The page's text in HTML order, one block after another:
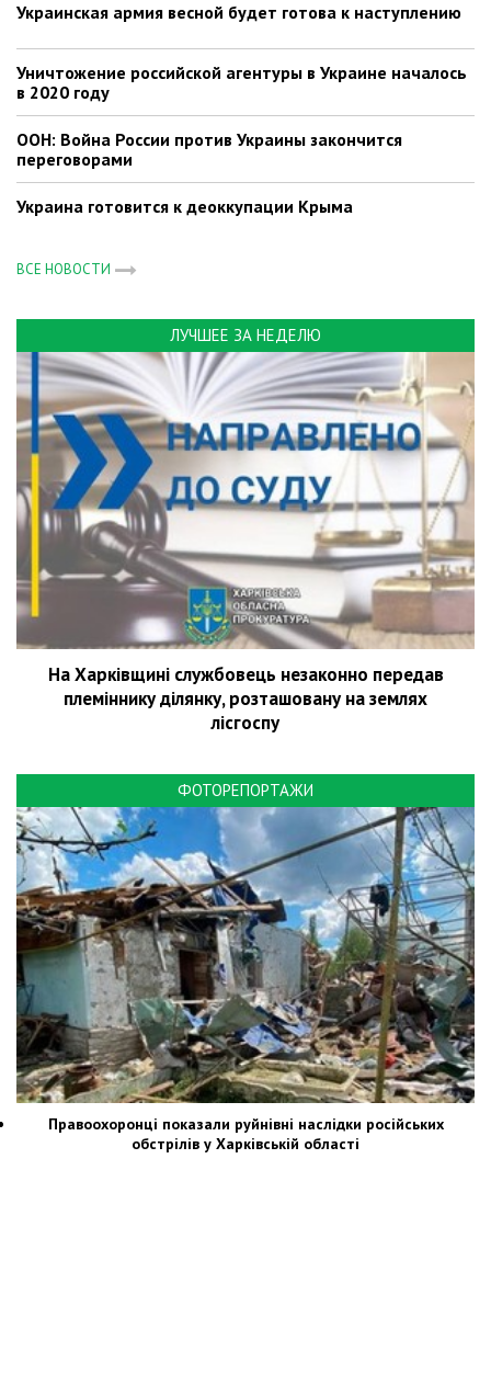
Украинская армия весной будет готова к наступлению
Уничтожение российской агентуры в Украине началось
в 2020 году
ООН: Война России против Украины закончится
переговорами
Украина готовится к деоккупации Крыма
ВСЕ НОВОСТИ
ЛУЧШЕЕ ЗА НЕДЕЛЮ
На Харківщині службовець незаконно передав
племіннику ділянку, розташовану на землях
лісгоспу
ФОТОРЕПОРТАЖИ
Правоохоронці показали руйнівні наслідки російських
обстрілів у Харківській області